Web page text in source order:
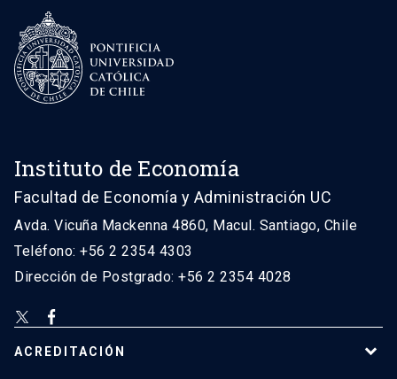
Instituto de Economía
Facultad de Economía y Administración UC
Avda. Vicuña Mackenna 4860, Macul. Santiago, Chile
Teléfono: +56 2 2354 4303
Dirección de Postgrado: +56 2 2354 4028
ACREDITACIÓN